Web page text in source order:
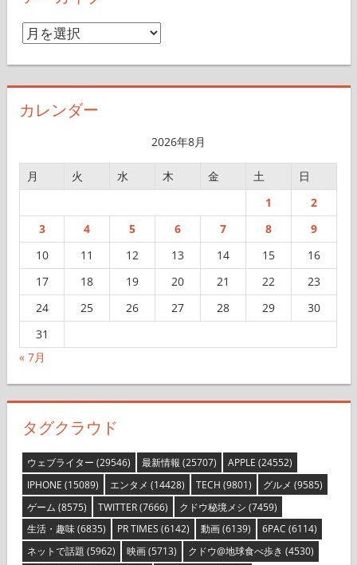
ア
イ
カレンダー
2026年8月
月 火 水 木 金 土
日
1
2
3
4 5 6 7 8
9
10
11 12 13 14 15
16
17
18 19 20 21 22
23
24
25 26 27 28 29
30
31
« 7月
タグクラウド
ウェブライター (29546) 最新情報 (25707) APPLE (24552)
IPHONE (15089) エンタメ (14428) TECH (9801) グルメ (9585)
ゲーム (8575) TWITTER(7666) クドウ秘境メシ (7459)
生活・趣味(6835) PR TIMES (6142) 動画(6139) 6PAC (6114)
ネットで話題 (5962) 映画(5713) クドウ@地球食べ歩き (4530)